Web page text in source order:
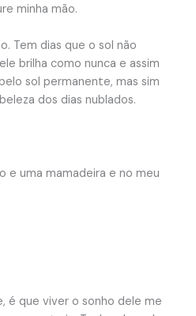
minha mão.
Tem dias que o sol não
brilha como nunca e assim
sol permanente, mas sim
dos dias nublados.
e uma mamadeira e no meu
é que viver o sonho dele me